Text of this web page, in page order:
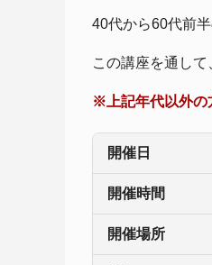
40代から60代前
この講座を通して
※上記年代以外の
開催日
開催時間
開催場所